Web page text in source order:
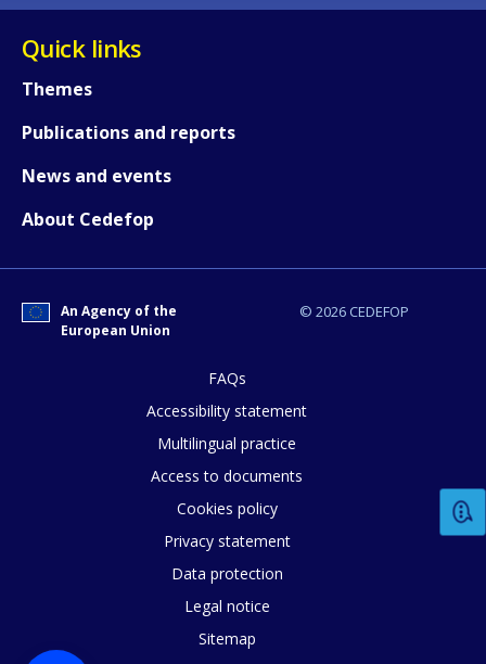
Quick links
Themes
Publications and reports
News and events
About Cedefop
© 2026 CEDEFOP
An Agency of the
European Union
FAQs
Accessibility statement
Multilingual practice
Access to documents
Cookies policy
Privacy statement
Data protection
Legal notice
Sitemap
How would you rate the content on
Any additional comments or
page?